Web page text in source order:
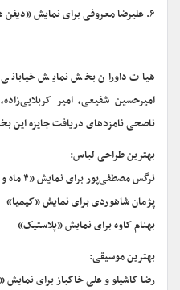
۶. علیرضا معروفی برای نمایش «دیفن هیدرامین»
هیات داوران بخش نمایش
امیرحسین شفیعی، امیر
ناصحی نامزدهای دریافت جایزه این
بهترین طراحی لباس:
نرگس مصطفی‌پور برای نمایش «۴ ماه و ۱۰ روز»
پژمان شاهوردی برای نمایش «کیمیا»
بهنام کاوه برای نمایش «پلاستیک»
بهترین موسیقی:
رضا کاشیلو و علی خاکباز برای نمایش